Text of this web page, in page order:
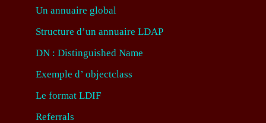
Un annuaire global
Structure d’un annuaire LDAP
DN : Distinguished Name
Exemple d’ objectclass
Le format LDIF
Referrals